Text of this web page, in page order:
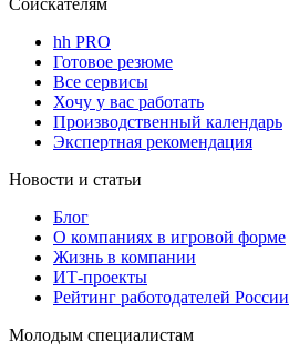
hh PRO
Готовое резюме
Все сервисы
Хочу у вас работать
Производственный календарь
Экспертная рекомендация
Новости и статьи
Блог
О компаниях в игровой форме
Жизнь в компании
ИТ-проекты
Рейтинг работодателей России
Молодым специалистам